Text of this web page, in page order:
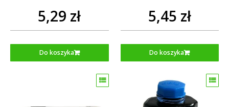
5,29 zł
Do koszyka
5,45 zł
Do koszyka